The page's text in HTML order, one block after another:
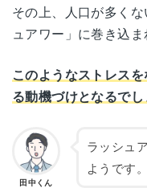
その上、人口が多く
ュアワー」に巻き込
このようなストレス
る動機づけとなるでし
田中くん
ラッシュ
ようです。